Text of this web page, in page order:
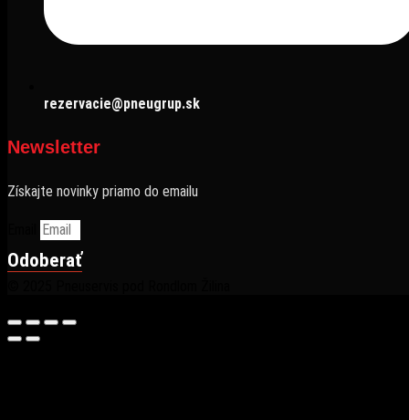
rezervacie@pneugrup.sk
Newsletter
Získajte novinky priamo do emailu
Odoberať